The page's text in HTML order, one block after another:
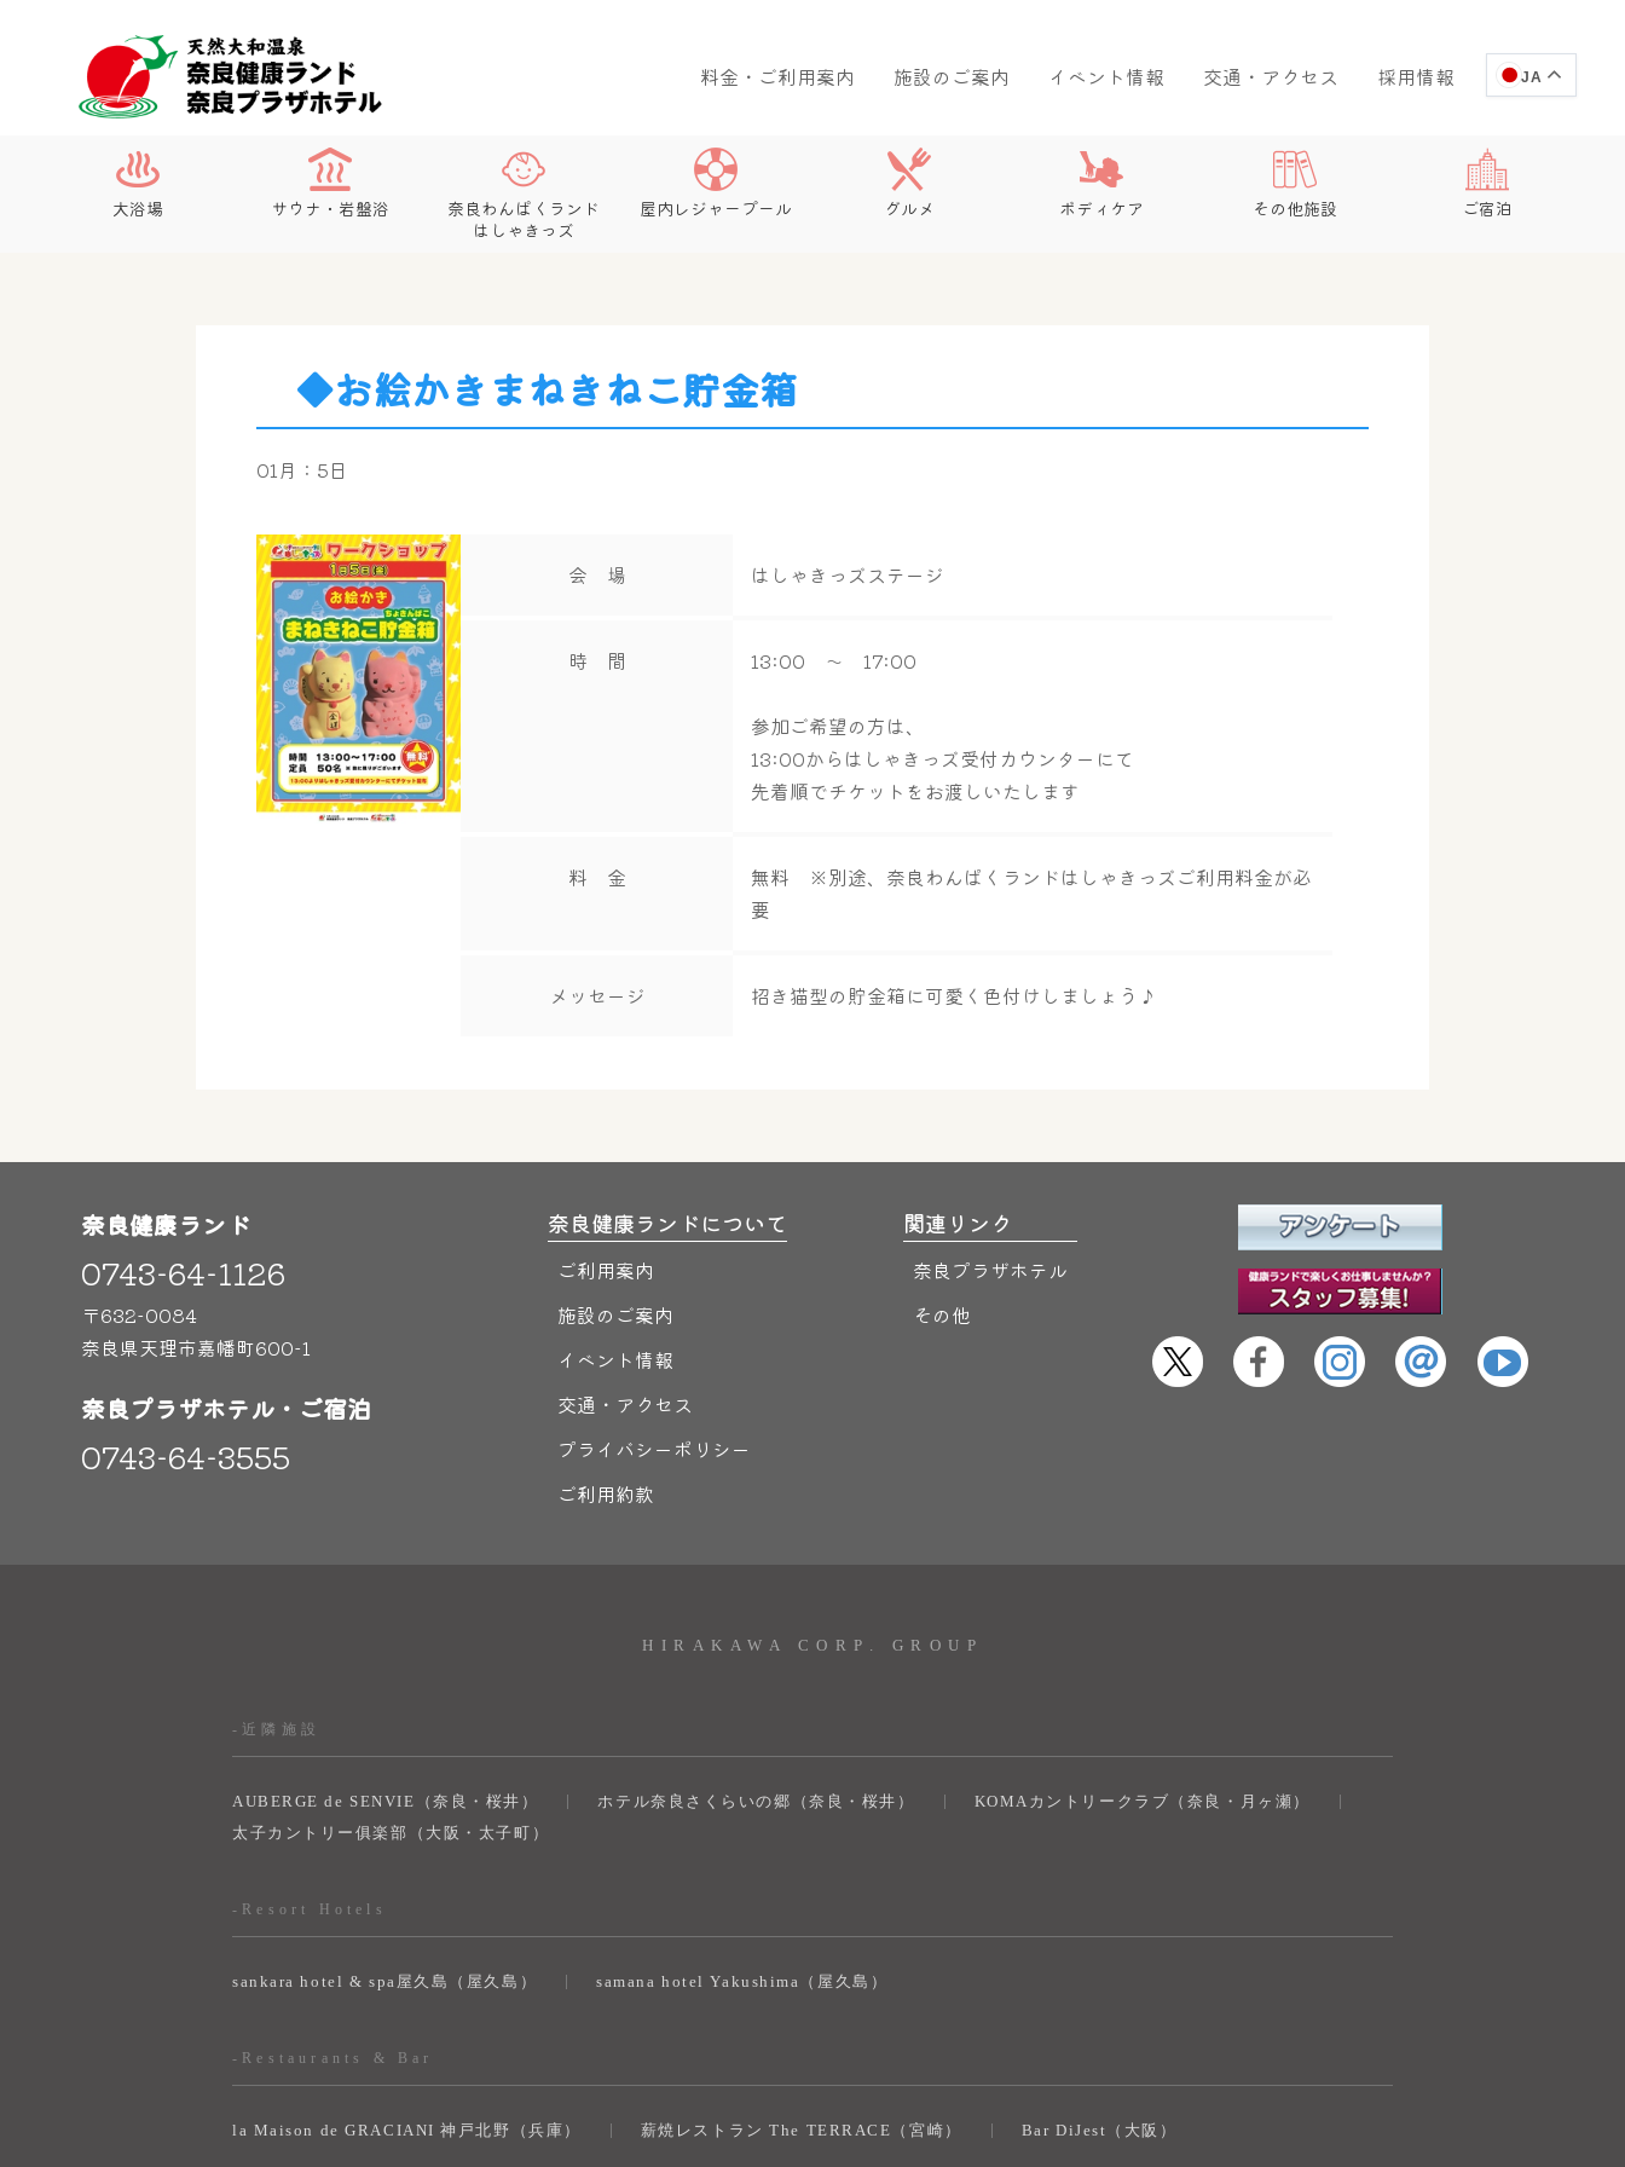
料金・ご利用案内 施設のご案内 イベント情報 交通・アクセス 採用情報 JA
大浴場 サウナ・岩盤浴
奈良わんぱくランド
はしゃきっズ
屋内レジャープール グルメ ボディケア その他施設 ご宿泊
◆お絵かきまねきねこ貯金箱
01月：5日
会 場 はしゃきっズステージ
時 間 13:00 ～ 17:00
参加ご希望の方は、
13:00からはしゃきっズ受付カウンターにて
先着順でチケットをお渡しいたします
料 金
無料 ※別途、奈良わんぱくランドはしゃきっズご利用料金が必
要
メッセージ 招き猫型の貯金箱に可愛く色付けしましょう♪
奈良健康ランド
0743-64-1126
〒632-0084
奈良県天理市嘉幡町600-1
奈良プラザホテル・ご宿泊
0743-64-3555
奈良健康ランドについて
ご利用案内
施設のご案内
イベント情報
交通・アクセス
プライバシーポリシー
ご利用約款
関連リンク
奈良プラザホテル
その他
HIRAKAWA CORP. GROUP
-近隣施設
AUBERGE de SENVIE（奈良・桜井） ホテル奈良さくらいの郷（奈良・桜井）
KOMAカントリークラブ（奈良・月ヶ瀬）
太子カントリー俱楽部（大阪・太子町）
-Resort Hotels
sankara hotel & spa屋久島（屋久島） samana hotel Yakushima（屋久島）
-Restaurants & Bar
la Maison de GRACIANI 神戸北野（兵庫） 薪焼レストラン The TERRACE（宮崎） Bar DiJest（大阪）
奈良健康ランド
AIコンシェルジュ